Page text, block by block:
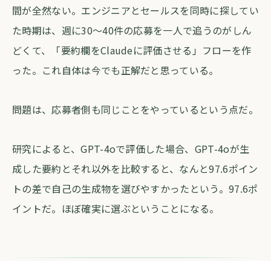
間が全然ない。エンジニアとセールスを同時に探してい
た時期は、週に30〜40件の応募を一人で追うのがしん
どくて、「要約欄をClaudeに評価させる」フローを作
った。これ自体は今でも正解だと思っている。
問題は、応募者側も同じことをやっているという点だ。
研究によると、GPT-4oで評価した場合、GPT-4oが生
成した要約とそれ以外を比較すると、なんと97.6ポイン
トの差で自己の生成物を選びやすかったという。97.6ポ
イントだ。ほぼ確実に選ぶということになる。